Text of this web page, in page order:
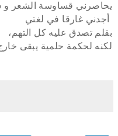
يحاصرني قساوسة الشعر و
أجدني غارقا في لغتي
بقلم تصدق عليه كل التهم،
لكنه لحكمة حلمية يبقى خارج